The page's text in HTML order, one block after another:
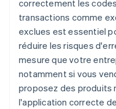
correctement les
transactions comme
exclues est essentiel
réduire les risques
mesure que votre
notamment si vous
proposez des produits
l'application correcte